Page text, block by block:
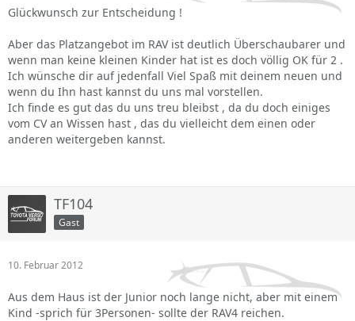
Glückwunsch zur Entscheidung !
Aber das Platzangebot im RAV ist deutlich Überschaubarer und
wenn man keine kleinen Kinder hat ist es doch völlig OK für 2 .
Ich wünsche dir auf jedenfall Viel Spaß mit deinem neuen und
wenn du Ihn hast kannst du uns mal vorstellen.
Ich finde es gut das du uns treu bleibst , da du doch einiges
vom CV an Wissen hast , das du vielleicht dem einen oder
anderen weitergeben kannst.
TF104
Gast
10. Februar 2012
Aus dem Haus ist der Junior noch lange nicht, aber mit einem
Kind -sprich für 3Personen- sollte der RAV4 reichen.